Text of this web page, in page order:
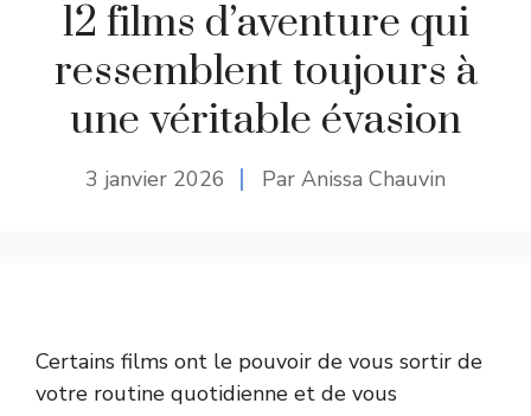
12 films d’aventure qui
ressemblent toujours à
une véritable évasion
3 janvier 2026 Par Anissa Chauvin
Certains films ont le pouvoir de vous sortir de
votre routine quotidienne et de vous